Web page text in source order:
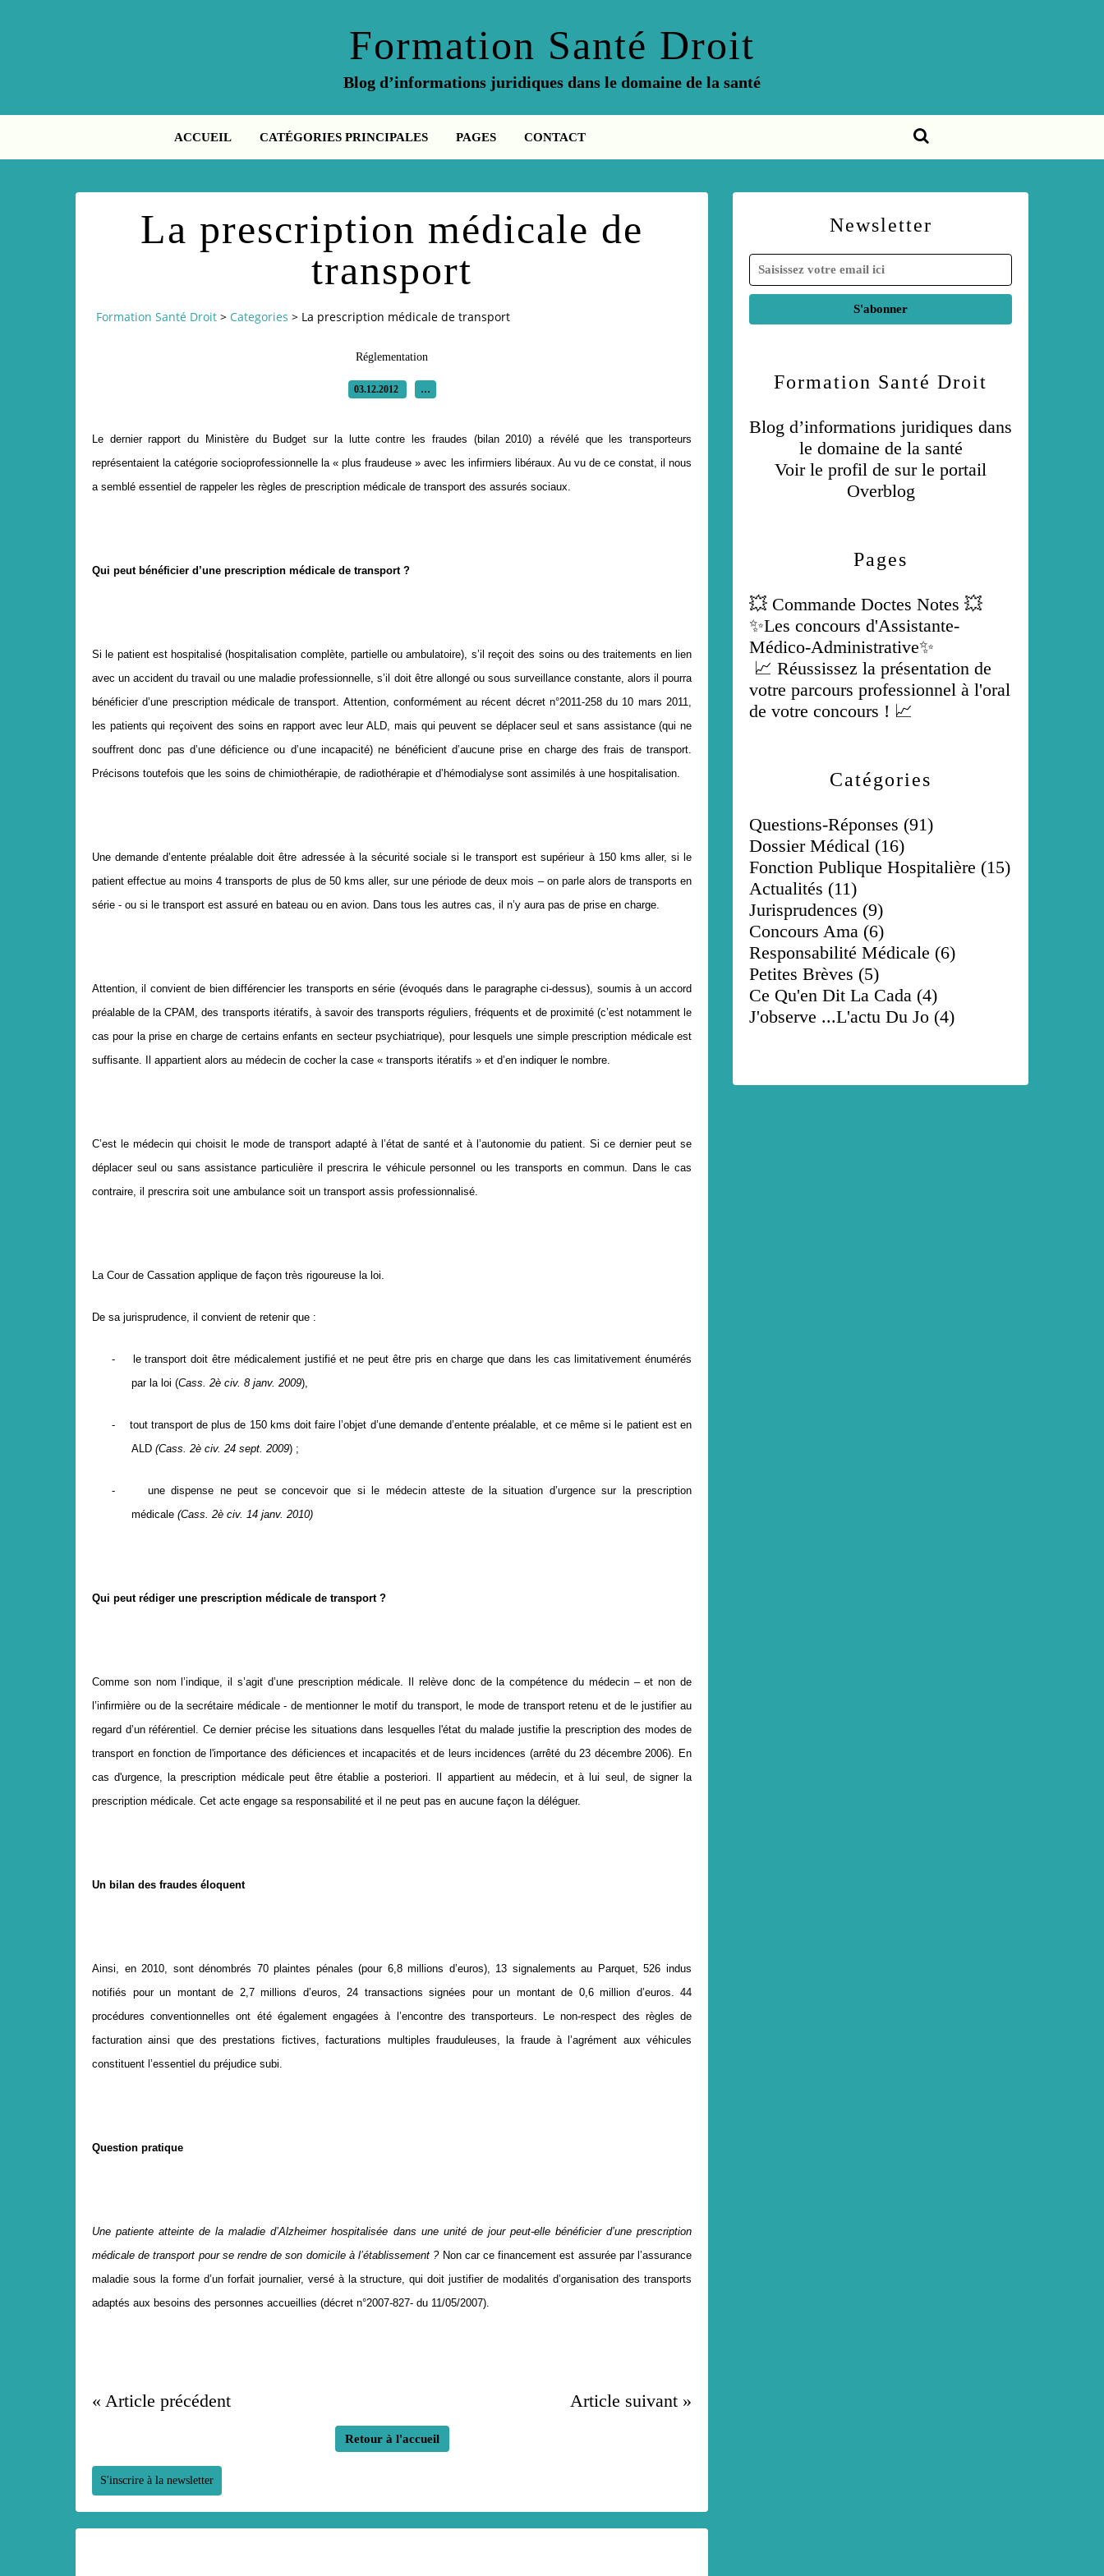
Formation Santé Droit
Blog d’informations juridiques dans le domaine de la santé
ACCUEIL CATÉGORIES PRINCIPALES PAGES CONTACT
La prescription médicale de
transport
Formation Santé Droit > Categories > La prescription médicale de transport
Réglementation
03.12.2012 …
Le dernier rapport du Ministère du Budget sur la lutte contre les fraudes (bilan 2010) a révélé que les transporteurs
représentaient la catégorie socioprofessionnelle la « plus fraudeuse » avec les infirmiers libéraux. Au vu de ce constat, il nous
a semblé essentiel de rappeler les règles de prescription médicale de transport des assurés sociaux.
Qui peut bénéficier d’une prescription médicale de transport ?
Si le patient est hospitalisé (hospitalisation complète, partielle ou ambulatoire), s’il reçoit des soins ou des traitements en lien
avec un accident du travail ou une maladie professionnelle, s’il doit être allongé ou sous surveillance constante, alors il pourra
bénéficier d’une prescription médicale de transport. Attention, conformément au récent décret n°2011-258 du 10 mars 2011,
les patients qui reçoivent des soins en rapport avec leur ALD, mais qui peuvent se déplacer seul et sans assistance (qui ne
souffrent donc pas d’une déficience ou d’une incapacité) ne bénéficient d’aucune prise en charge des frais de transport.
Précisons toutefois que les soins de chimiothérapie, de radiothérapie et d’hémodialyse sont assimilés à une hospitalisation.
Une demande d’entente préalable doit être adressée à la sécurité sociale si le transport est supérieur à 150 kms aller, si le
patient effectue au moins 4 transports de plus de 50 kms aller, sur une période de deux mois – on parle alors de transports en
série - ou si le transport est assuré en bateau ou en avion. Dans tous les autres cas, il n’y aura pas de prise en charge.
Attention, il convient de bien différencier les transports en série (évoqués dans le paragraphe ci-dessus), soumis à un accord
préalable de la CPAM, des transports itératifs, à savoir des transports réguliers, fréquents et de proximité (c’est notamment le
cas pour la prise en charge de certains enfants en secteur psychiatrique), pour lesquels une simple prescription médicale est
suffisante. Il appartient alors au médecin de cocher la case « transports itératifs » et d’en indiquer le nombre.
C’est le médecin qui choisit le mode de transport adapté à l’état de santé et à l’autonomie du patient. Si ce dernier peut se
déplacer seul ou sans assistance particulière il prescrira le véhicule personnel ou les transports en commun. Dans le cas
contraire, il prescrira soit une ambulance soit un transport assis professionnalisé.
La Cour de Cassation applique de façon très rigoureuse la loi.
De sa jurisprudence, il convient de retenir que :
- le transport doit être médicalement justifié et ne peut être pris en charge que dans les cas limitativement énumérés
par la loi (Cass. 2è civ. 8 janv. 2009),
- tout transport de plus de 150 kms doit faire l’objet d’une demande d’entente préalable, et ce même si le patient est en
ALD (Cass. 2è civ. 24 sept. 2009) ;
- une dispense ne peut se concevoir que si le médecin atteste de la situation d’urgence sur la prescription
médicale (Cass. 2è civ. 14 janv. 2010)
Qui peut rédiger une prescription médicale de transport ?
Comme son nom l’indique, il s’agit d’une prescription médicale. Il relève donc de la compétence du médecin – et non de
l’infirmière ou de la secrétaire médicale - de mentionner le motif du transport, le mode de transport retenu et de le justifier au
regard d’un référentiel. Ce dernier précise les situations dans lesquelles l'état du malade justifie la prescription des modes de
transport en fonction de l'importance des déficiences et incapacités et de leurs incidences (arrêté du 23 décembre 2006). En
cas d'urgence, la prescription médicale peut être établie a posteriori. Il appartient au médecin, et à lui seul, de signer la
prescription médicale. Cet acte engage sa responsabilité et il ne peut pas en aucune façon la déléguer.
Un bilan des fraudes é loquent
Ainsi, en 2010, sont dénombrés 70 plaintes pénales (pour 6,8 millions d’euros), 13 signalements au Parquet, 526 indus
notifiés pour un montant de 2,7 millions d’euros, 24 transactions signées pour un montant de 0,6 million d’euros. 44
procédures conventionnelles ont été également engagées à l’encontre des transporteurs. Le non-respect des règles de
facturation ainsi que des prestations fictives, facturations multiples frauduleuses, la fraude à l’agrément aux véhicules
constituent l’essentiel du préjudice subi.
Question pratique
Une patiente atteinte de la maladie d’Alzheimer hospitalisée dans une unité de jour peut-elle bénéficier d’une prescription
médicale de transport pour se rendre de son domicile à l’établissement ?Non car ce financement est assurée par l’assurance
maladie sous la forme d’un forfait journalier, versé à la structure, qui doit justifier de modalités d’organisation des transports
adaptés aux besoins des personnes accueillies (décret n°2007-827- du 11/05/2007).
« Article précédent Article suivant »
Retour à l'accueil
S'inscrire à la newsletter
Newsletter
Catégories
Questions-Réponses (91)
Dossier Médical (16)
Fonction Publique Hospitalière (15)
Actualités (11)
Jurisprudences (9)
Concours Ama (6)
Responsabilité Médicale (6)
Petites Brèves (5)
Ce Qu'en Dit La Cada (4)
J'observe ...l'actu Du Jo (4)
Pages
💥 Commande Doctes Notes 💥
✨Les concours d'Assistante-
Médico-Administrative✨
📈 Réussissez la présentation de
votre parcours professionnel à l'oral
de votre concours ! 📈
Formation Santé Droit
Blog d’informations juridiques dans
le domaine de la santé
Voir le profil de sur le portail
Overblog